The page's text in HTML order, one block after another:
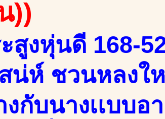
))
สูงหุ่นดี 168-
น่ห์ ชวนหลงใ
งกับนางเเบบ